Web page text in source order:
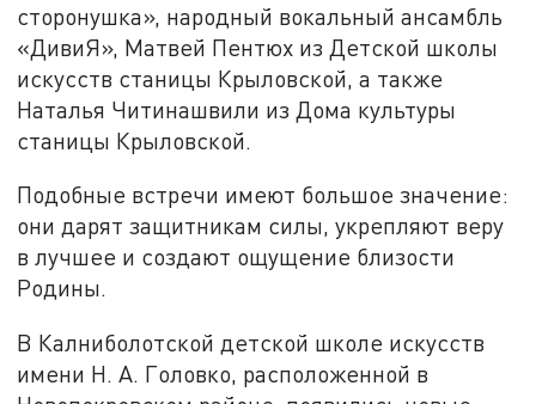
сторонушка», народный вокальный ансамбль
«ДивиЯ», Матвей Пентюх из Детской школы
искусств станицы Крыловской, а также
Наталья Читинашвили из Дома культуры
станицы Крыловской.
Подобные встречи имеют большое значение:
они дарят защитникам силы, укрепляют веру
в лучшее и создают ощущение близости
Родины.
В Калниболотской детской школе искусств
имени Н. А. Головко, расположенной в